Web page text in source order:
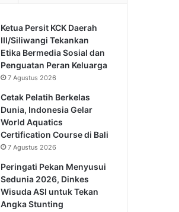
Ketua Persit KCK Daerah
III/Siliwangi Tekankan
Etika Bermedia Sosial dan
Penguatan Peran Keluarga
7 Agustus 2026
Cetak Pelatih Berkelas
Dunia, Indonesia Gelar
World Aquatics
Certification Course di Bali
7 Agustus 2026
Peringati Pekan Menyusui
Sedunia 2026, Dinkes
Wisuda ASI untuk Tekan
Angka Stunting